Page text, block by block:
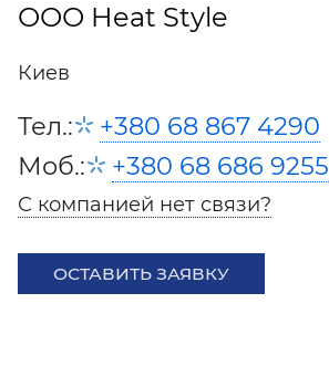
ООО Heat Style
Киев
Тел.:
+380 68 867 4290
Моб.:
+380 68 686 9255
С компанией нет связи?
ОСТАВИТЬ ЗАЯВКУ